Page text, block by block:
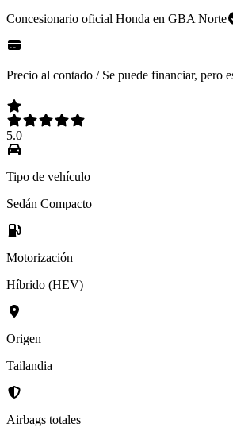
Concesionario oficial Honda en GBA Norte
Precio al contado / Se puede financiar, pero
5.0
Tipo de vehículo
Sedán Compacto
Motorización
Híbrido (HEV)
Origen
Tailandia
Airbags totales